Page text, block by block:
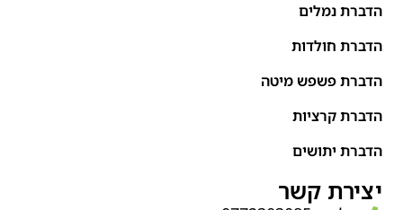
הדברת נמלים
הדברת חולדות
הדברת פשפש מיטה
הדברת קרציות
הדברת יתושים
יצירת קשר